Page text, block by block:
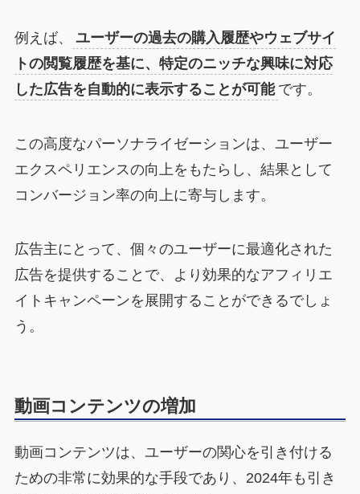
例えば、
ユーザーの過去の購入履歴やウェブサイ
トの閲覧履歴を基に、特定のニッチな興味に対応
した広告を自動的に表示することが可能 です。
この高度なパーソナライゼーションは、ユーザー
エクスペリエンスの向上をもたらし、結果として
コンバージョン率の向上に寄与します。
広告主にとって、個々のユーザーに最適化された
広告を提供することで、より効果的なアフィリエ
イトキャンペーンを展開することができるでしょ
う。
動画コンテンツの増加
動画コンテンツは、ユーザーの関心を引き付ける
ための非常に効果的な手段であり、2024年も引き